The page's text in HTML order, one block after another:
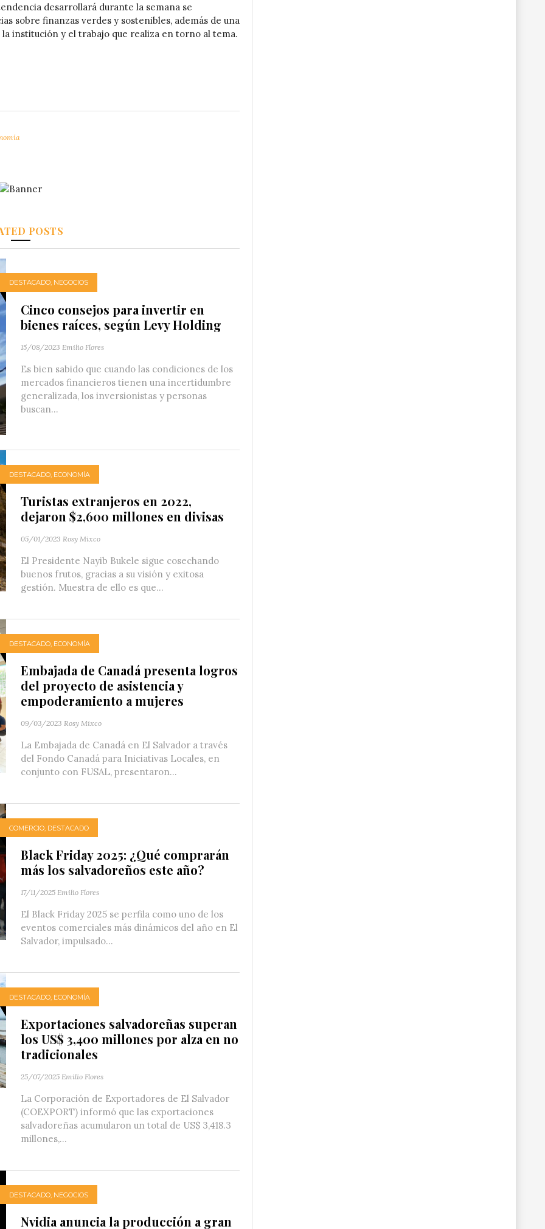
desarrollará durante la semana se
sobre finanzas verdes y sostenibles, además de una
institución y el trabajo que realiza en torno al tema.
POSTS
DESTACADO, NEGOCIOS
Cinco consejos para invertir en
bienes raíces, según Levy Holding
15/08/2023 Emilio Flores
Es bien sabido que cuando las condiciones de los
mercados financieros tienen una incertidumbre
generalizada, los inversionistas y personas
buscan...
DESTACADO ECONOMÍA
Turistas extranjeros en 2022,
dejaron $2,600 millones en divisas
05/01/2023 Rosy Mixco
El Presidente Nayib Bukele sigue cosechando
buenos frutos, gracias a su visión y exitosa
gestión. Muestra de ello es que...
DESTACADO ECONOMÍA
Embajada de Canadá presenta logros
del proyecto de asistencia y
empoderamiento a mujeres
09/03/2023 Rosy Mixco
La Embajada de Canadá en El Salvador a través
del Fondo Canadá para Iniciativas Locales, en
conjunto con FUSAL, presentaron...
COMERCIO DESTACADO
Black Friday 2025: ¿Qué comprarán
más los salvadoreños este año?
17/11/2025 Emilio Flores
El Black Friday 2025 se perfila como uno de los
eventos comerciales más dinámicos del año en El
Salvador, impulsado...
DESTACADO ECONOMÍA
Exportaciones salvadoreñas superan
los US$ 3,400 millones por alza en no
tradicionales
25/07/2025 Emilio Flores
La Corporación de Exportadores de El Salvador
(COEXPORT) informó que las exportaciones
salvadoreñas acumularon un total de US$ 3,418.3
millones,...
DESTACADO NEGOCIOS
Nvidia anuncia la producción a gran